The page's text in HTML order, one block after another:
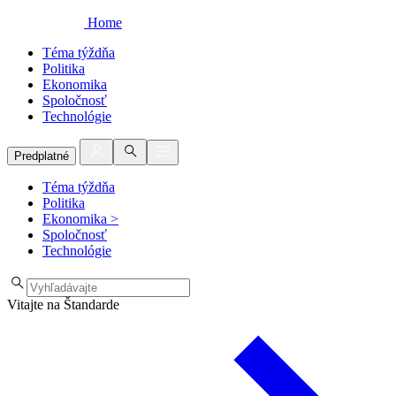
Home
Téma týždňa
Politika
Ekonomika
Spoločnosť
Technológie
Predplatné
Téma týždňa
Politika
Ekonomika >
Spoločnosť
Technológie
Vitajte na Štandarde